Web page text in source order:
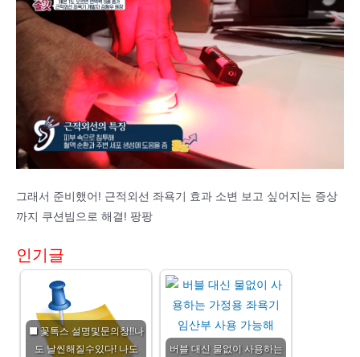
그래서 준비했어! 근적외선 좌욕기 효과 소변 보고 싶어지는 증상
까지 쿠션빔으로 해결! 팡팡
인기글
■ 꽃톡스 설명및문의창!!나
도 날씬해질수있다! 나도
버블 대신 물없이 사용하는